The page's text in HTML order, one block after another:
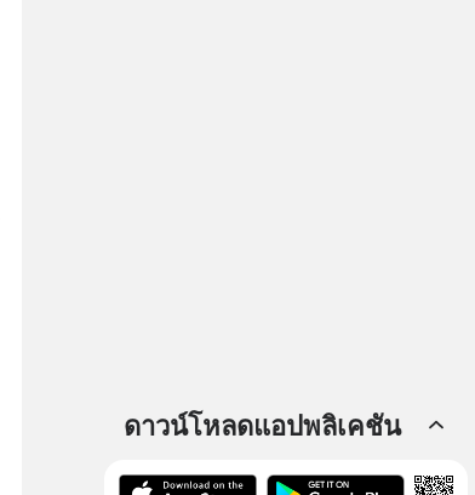
ดาวน์โหลดแอปพลิเคชัน